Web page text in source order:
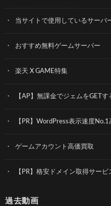
当サイトで使用しているサーバ
おすすめ無料ゲームサーバー
楽天 X GAME特集
【AP】無課金でジェムをGETす
【PR】WordPress表示速度
ゲームアカウント高価買取
【PR】格安ドメイン取得サービ
過去動画